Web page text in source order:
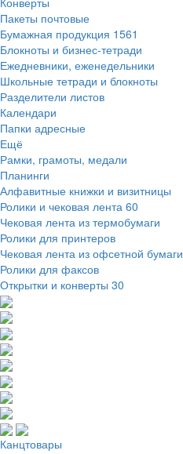
Пакеты почтовые
Бумажная продукция 1561
Блокноты и бизнес-тетради
Ежедневники, еженедельники
Школьные тетради и блокноты
Разделители листов
Календари
Папки адресные
Ещё
Рамки, грамоты, медали
Планинги
Алфавитные книжки и визитницы
Ролики и чековая лента 60
Чековая лента из термобумаги
Ролики для принтеров
Чековая лента из офсетной бумаги
Ролики для факсов
Открытки и конверты 30
Канцтовары